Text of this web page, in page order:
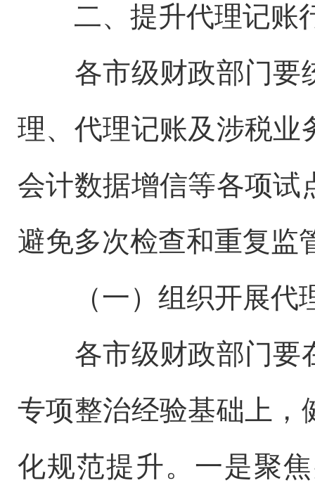
二、提升代理记账
各市级财政部门要
理、代理记账及涉税业
会计数据增信等各项试
避免多次检查和重复监
（一）组织开展
各市级财政部门要
专项整治经验基础上，
化规范提升。一是聚